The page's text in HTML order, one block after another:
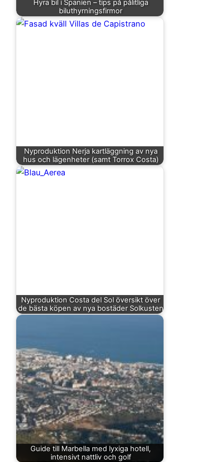
Hyra bil i Spanien – tips på pålitliga
biluthyrningsfirmor
Nyproduktion Nerja kartläggning av nya
hus och lägenheter (samt Torrox Costa)
Nyproduktion Costa del Sol översikt över
de bästa köpen av nya bostäder Solkusten
Guide till Marbella med lyxiga hotell,
intensivt nattliv och golf